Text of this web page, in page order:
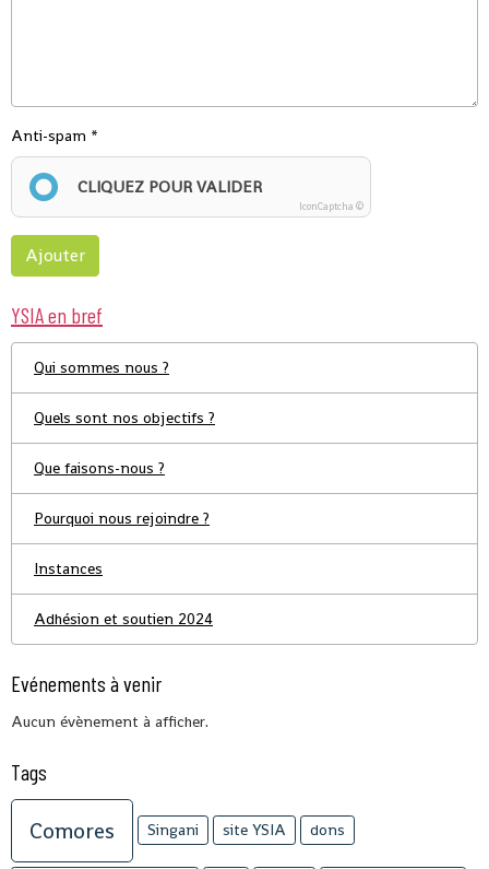
Anti-spam
CLIQUEZ POUR VALIDER
IconCaptcha ©
Ajouter
YSIA en bref
Qui sommes nous ?
Quels sont nos objectifs ?
Que faisons-nous ?
Pourquoi nous rejoindre ?
Instances
Adhésion et soutien 2024
Evénements à venir
Aucun évènement à afficher.
Tags
Comores Singani site YSIA dons